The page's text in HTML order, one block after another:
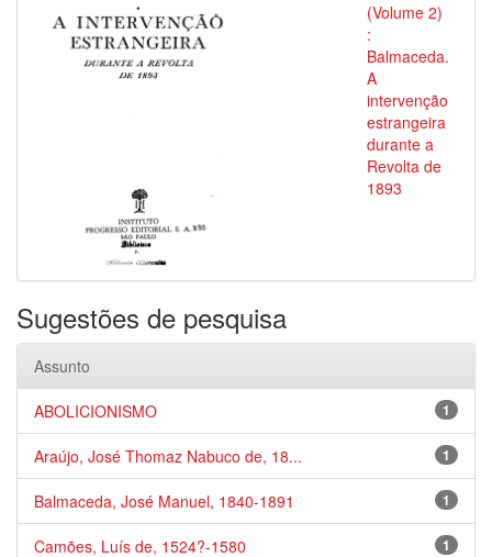
(Volume 2)
:
Balmaceda.
A
intervenção
estrangeira
durante a
Revolta de
1893
Sugestões de pesquisa
Assunto
1
ABOLICIONISMO
1
Araújo, José Thomaz Nabuco de, 18...
1
Balmaceda, José Manuel, 1840-1891
1
Camões, Luís de, 1524?-1580